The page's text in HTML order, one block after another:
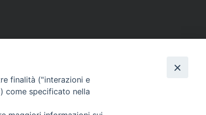
9
finalità ("interazioni e
come specificato nella